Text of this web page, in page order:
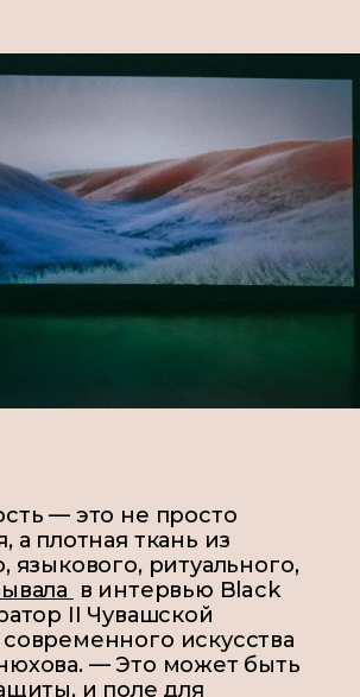
— это не просто
а плотная ткань из
языкового, ритуального,
в интервью Black
II Чувашской
искусства
— Это может быть
и поле для